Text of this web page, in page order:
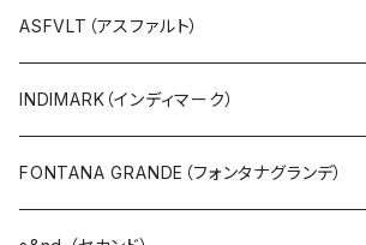
プルオーバー・カットソー
ブラウス・ポンチョ
パーカ・フード
ASFVLT（アスファルト）
INDIMARK（インディマーク）
FONTANA GRANDE（フォンタナグランデ）